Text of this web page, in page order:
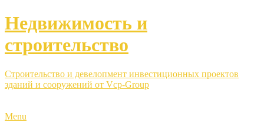
Недвижимость и
строительство
Строительство и девелопмент инвестиционных проектов
зданий и сооружений от Vcp-Group
Menu